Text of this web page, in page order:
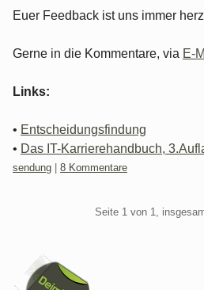
Euer Feedback ist uns immer
Gerne in die Kommentare, via E-
Links:
• Entscheidungsfindung
• Das IT-Karrierehandbuch,
Kategorien:
sendung 8 Kommentare
Seite 1 von 1,
Seitenleiste